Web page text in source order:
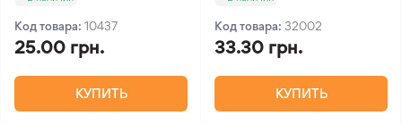
Код товара: 10437
25.00 грн.
КУПИТЬ
Код товара: 32002
33.30 грн.
КУПИТЬ